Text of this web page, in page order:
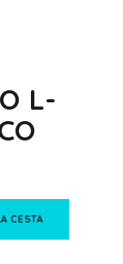
L-
CESTA